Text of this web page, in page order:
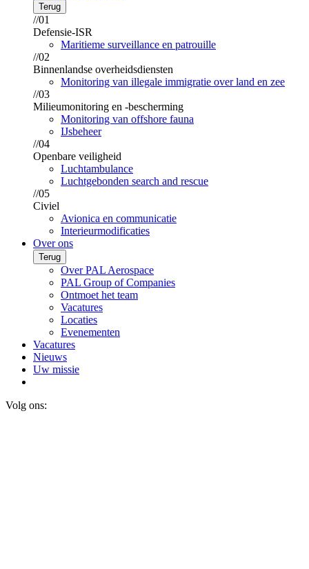
Terug
//01
Defensie-ISR
Maritieme surveillance en patrouille
//02
Binnenlandse overheidsdiensten
Monitoring van illegale immigratie over land en zee
//03
Milieumonitoring en -bescherming
Monitoring van offshore fauna
IJsbeheer
//04
Openbare veiligheid
Luchtambulance
Luchtgebonden search and rescue
//05
Civiel
Avionica en communicatie
Interieurmodificaties
Over ons
Terug
Over PAL Aerospace
PAL Group of Companies
Ontmoet het team
Vacatures
Locaties
Evenementen
Vacatures
Nieuws
Uw missie
Volg ons: